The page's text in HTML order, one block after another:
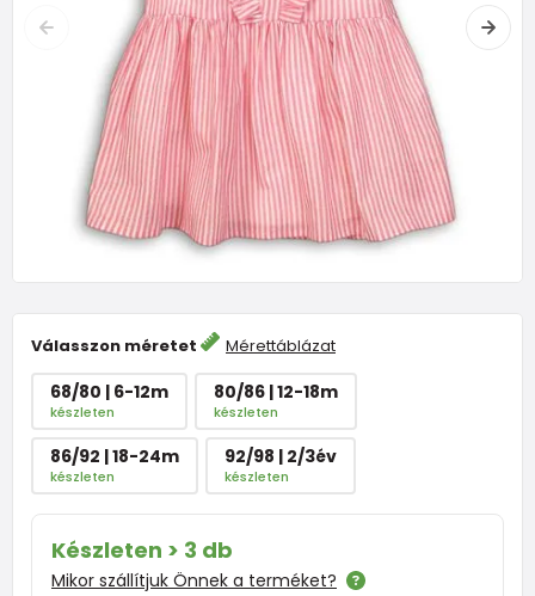
Válasszon méretet Mérettáblázat
68/80 | 6-12m
készleten
80/86 | 12-18m
készleten
86/92 | 18-24m
készleten
92/98 | 2/3év
készleten
Készleten > 3 db
Mikor szállítjuk Önnek a terméket?